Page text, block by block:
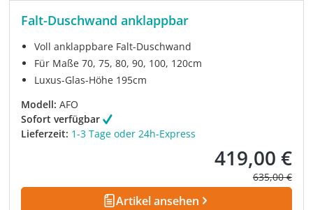
Falt-Duschwand anklappbar
Voll anklappbare Falt-Duschwand
Für Maße 70, 75, 80, 90, 100, 120cm
Luxus-Glas-Höhe 195cm
Modell: AFO
Sofort verfügbar
Lieferzeit: 1-3 Tage oder 24h-Express
Verkaufspreis:
419,00 €
Regulärer
635,00 €
Artikel ansehen